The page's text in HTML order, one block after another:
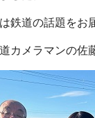
鉄道の話題をお
カメラマンの佐